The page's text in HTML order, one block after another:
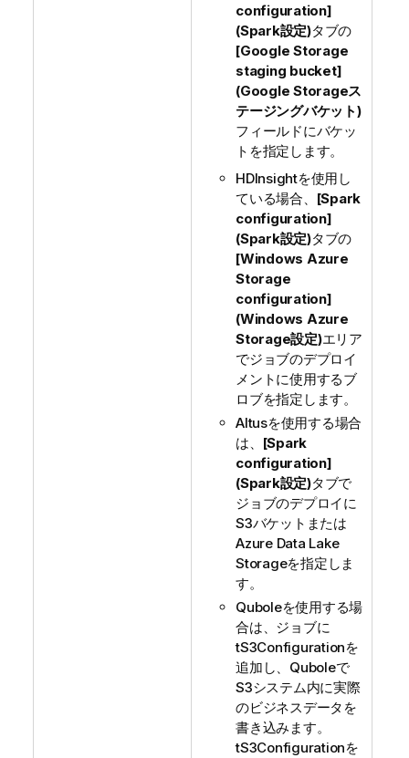
configuration]
(Spark設定)タブの
[Google Storage
staging bucket]
(Google Storageス
テージングバケット)
フィールドにバケッ
トを指定します。
HDInsightを使用し
ている場合、 [Spark
configuration]
(Spark設定)タブの
[Windows Azure
Storage
configuration]
(Windows Azure
Storage設定)エリア
でジョブのデプロイ
メントに使用するブ
ロブを指定します。
Altusを使用する場合
は、 [Spark
configuration]
(Spark設定)タブで
ジョブのデプロイに
S3バケットまたは
Azure Data Lake
Storageを指定しま
す。
Quboleを使用する場
合は、ジョブに
tS3Configurationを
追加し、Quboleで
S3システム内に実際
のビジネスデータを
書き込みます。
tS3Configurationを